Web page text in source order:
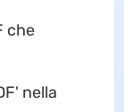
che
nella